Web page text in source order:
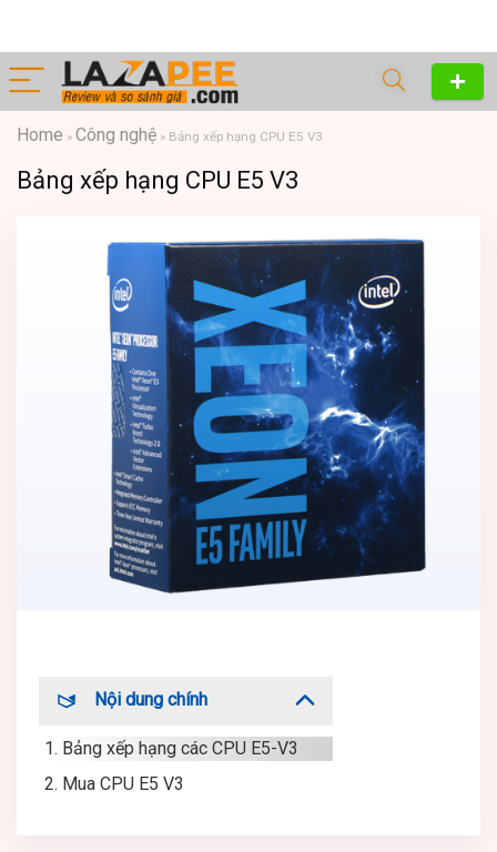
Home » Công nghệ » Bảng xếp hạng CPU E5 V3
Bảng xếp hạng CPU E5 V3
Nội dung chính
1. Bảng xếp hạng các CPU E5-V3
2. Mua CPU E5 V3